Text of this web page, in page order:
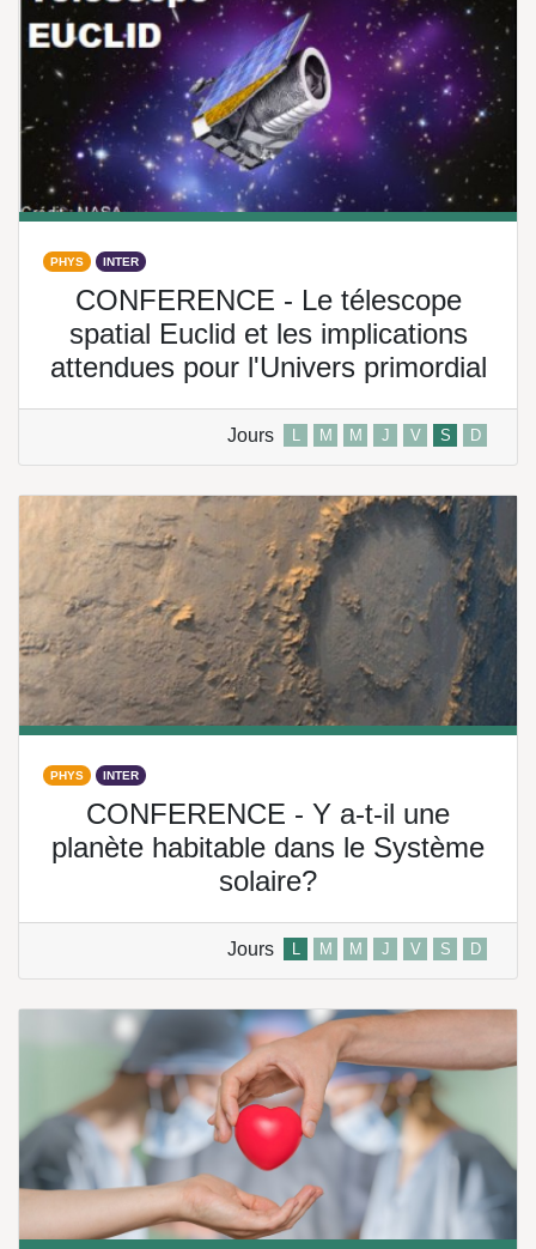
PHYS INTER
CONFERENCE - Le télescope
spatial Euclid et les implications
attendues pour l'Univers primordial
Jours L M M J V S D
PHYS INTER
CONFERENCE - Y a-t-il une
planète habitable dans le Système
solaire?
Jours L M M J V S D